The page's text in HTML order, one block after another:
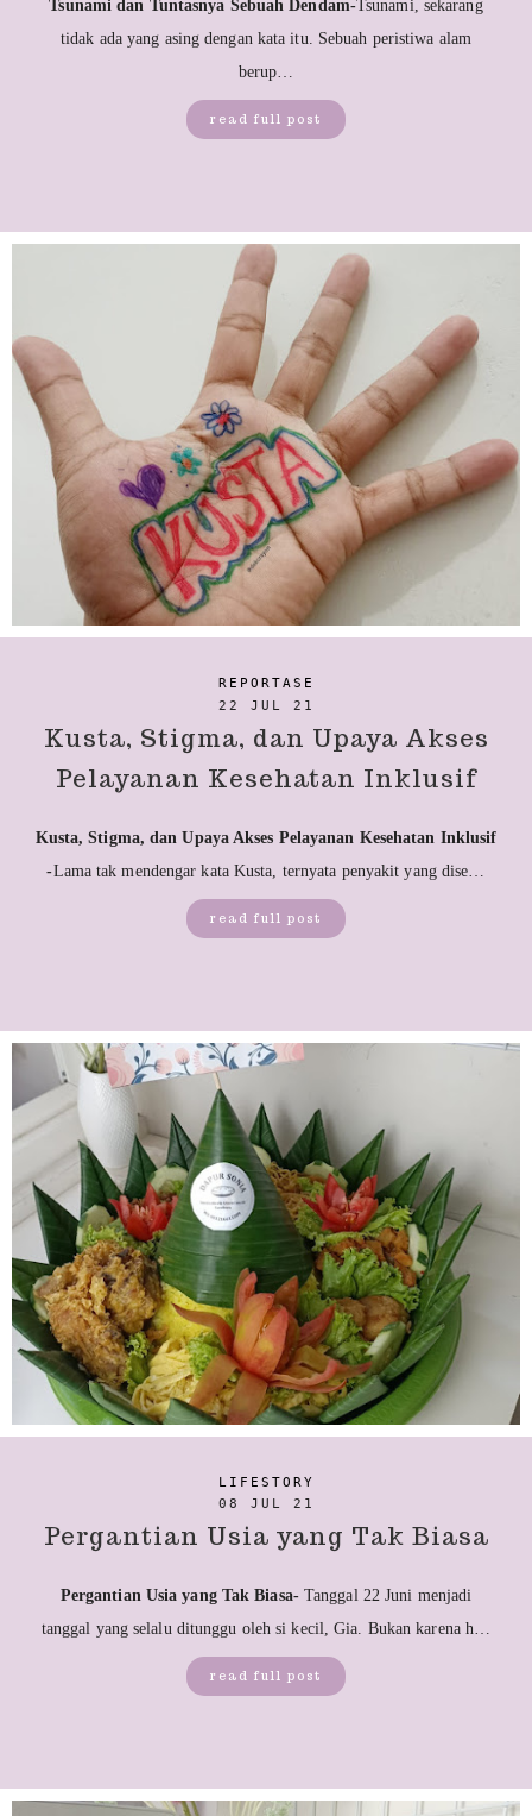
Tsunami dan Tuntasnya Sebuah Dendam-Tsunami, sekarang
tidak ada yang asing dengan kata itu. Sebuah peristiwa alam
berup…
read full post
REPORTASE
22 JUL 21
Kusta, Stigma, dan Upaya Akses
Pelayanan Kesehatan Inklusif
Kusta, Stigma, dan Upaya Akses Pelayanan Kesehatan Inklusif
-Lama tak mendengar kata Kusta, ternyata penyakit yang dise…
read full post
LIFESTORY
08 JUL 21
Pergantian Usia yang Tak Biasa
Pergantian Usia yang Tak Biasa- Tanggal 22 Juni menjadi
tanggal yang selalu ditunggu oleh si kecil, Gia. Bukan karena h…
read full post